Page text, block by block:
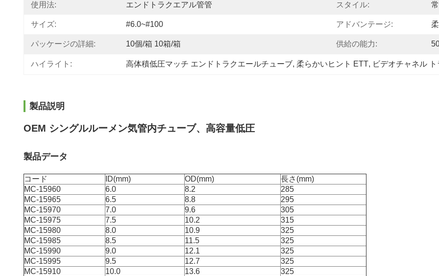
使用法: エンドトラクエアル管管 スタイル:
サイズ: #6.0~#100 アドバンテージ:
パッケージの詳細: 10個/箱 10箱/箱 供給の能力:
ハイライト: 高体積低圧マッチ エンドトラクエールチューブ, 柔らかいヒント ETT, ビデオチャネル
製品説明
OEM シングルルーメン気管内チューブ、高容量低圧
製品データ
コード ID(mm) OD(mm)
長さ(mm)
MC-15960
6.0 8.2
285
MC-15965
6.5 8.8
295
MC-15970
7.0 9.6
305
MC-15975
7.5 10.2
315
MC-15980
8.0 10.9
325
MC-15985
8.5 11.5
325
MC-15990
9.0 12.1
325
MC-15995
9.5 12.7
325
MC-15910
10.0 13.6 325